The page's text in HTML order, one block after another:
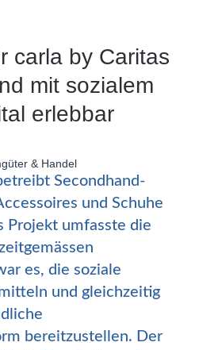
carla by Caritas
mit sozialem
erlebbar
& Handel
Secondhand-
und Schuhe
Projekt umfasste die
es, die soziale
und gleichzeitig
bereitzustellen. Der